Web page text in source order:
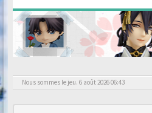
Nous sommes le jeu. 6 août 2026 06:43